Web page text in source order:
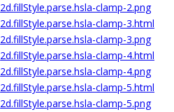
2d.fillStyle.parse.hsla-clamp-2.png
2d.fillStyle.parse.hsla-clamp-3.html
2d.fillStyle.parse.hsla-clamp-3.png
2d.fillStyle.parse.hsla-clamp-4.html
2d.fillStyle.parse.hsla-clamp-4.png
2d.fillStyle.parse.hsla-clamp-5.html
2d.fillStyle.parse.hsla-clamp-5.png